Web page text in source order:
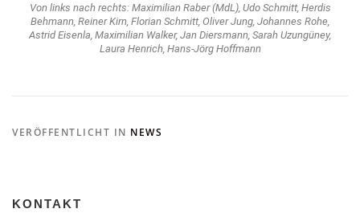
Von links nach rechts: Maximilian Raber (MdL), Udo Schmitt, Herdis
Behmann, Reiner Kirn, Florian Schmitt, Oliver Jung, Johannes Rohe,
Astrid Eisenla, Maximilian Walker, Jan Diersmann, Sarah Uzungüney,
Laura Henrich, Hans-Jörg Hoffmann
VERÖFFENTLICHT IN NEWS
KONTAKT